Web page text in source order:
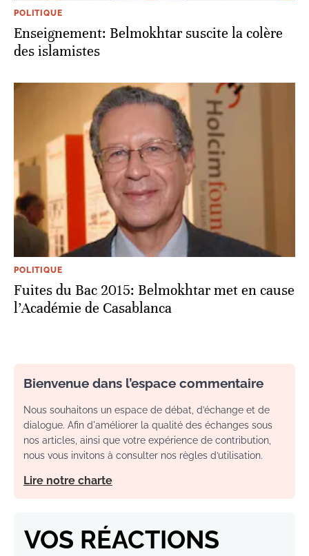
POLITIQUE
Enseignement: Belmokhtar suscite la colère
des islamistes
POLITIQUE
Fuites du Bac 2015: Belmokhtar met en cause
l’Académie de Casablanca
Bienvenue dans l’espace commentaire
Nous souhaitons un espace de débat, d’échange et de
dialogue. Afin d'améliorer la qualité des échanges sous
nos articles, ainsi que votre expérience de contribution,
nous vous invitons à consulter nos règles d’utilisation.
Lire notre charte
VOS RÉACTIONS